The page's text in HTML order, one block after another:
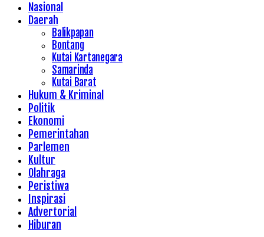
Nasional
Daerah
Balikpapan
Bontang
Kutai Kartanegara
Samarinda
Kutai Barat
Hukum & Kriminal
Politik
Ekonomi
Pemerintahan
Parlemen
Kultur
Olahraga
Peristiwa
Inspirasi
Advertorial
Hiburan